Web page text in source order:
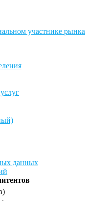
участнике рынка
данных